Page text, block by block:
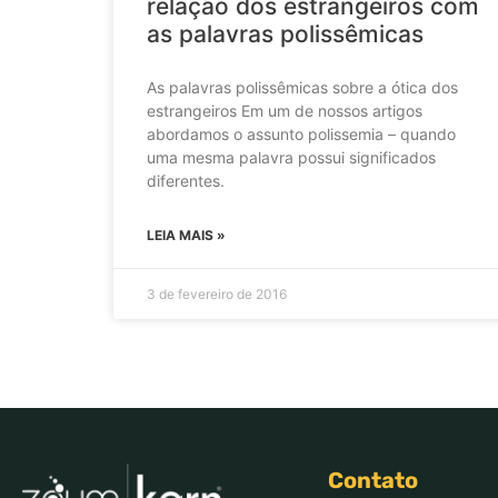
relação dos estrangeiros com
as palavras polissêmicas
As palavras polissêmicas sobre a ótica dos
estrangeiros Em um de nossos artigos
abordamos o assunto polissemia – quando
uma mesma palavra possui significados
diferentes.
LEIA MAIS »
3 de fevereiro de 2016
Contato